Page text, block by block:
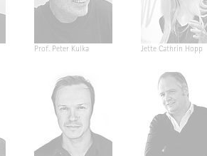
Prof. Peter Kulka Jette Cathrin Hopp